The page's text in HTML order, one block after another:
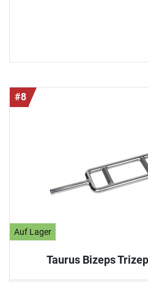
#8
Auf Lager
Taurus Bizeps